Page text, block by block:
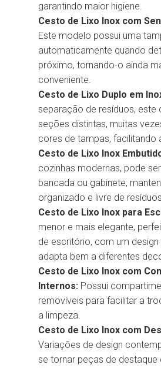
garantindo maior higiene.
Cesto de Lixo Inox com
Este modelo possui uma
automaticamente quando
próximo, tornando-o ainda
conveniente.
Cesto de Lixo Duplo em
separação de resíduos, este
seções distintas, muitas
cores de tampas, facilitando
Cesto de Lixo Inox
cozinhas modernas, pode
bancada ou gabinete,
organizado e livre de
Cesto de Lixo Inox para
menor e mais elegante,
de escritório, com um
adapta bem a diferentes
Cesto de Lixo Inox com
Internos: Possui
removíveis para facilitar a
a limpeza.
Cesto de Lixo Inox com
Variações de design
se tornar peças de destaque